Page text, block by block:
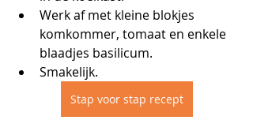
Werk af met kleine blokjes
komkommer, tomaat en enkele
blaadjes basilicum.
Smakelijk.
Stap voor stap recept